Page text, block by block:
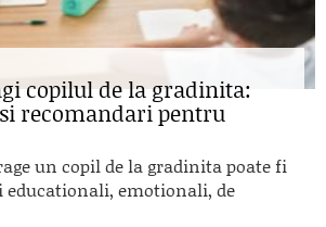
copilul de la gradinita:
recomandari pentru
un copil de la gradinita poate fi
educationali, emotionali, de